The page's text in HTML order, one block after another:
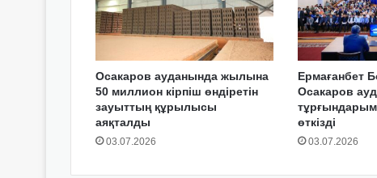
Осакаров ауданында жылына
50 миллион кірпіш өндіретін
зауыттың құрылысы
аяқталды
03.07.2026
Ермағанбет
Осакаров
өткізді
03.07.2026